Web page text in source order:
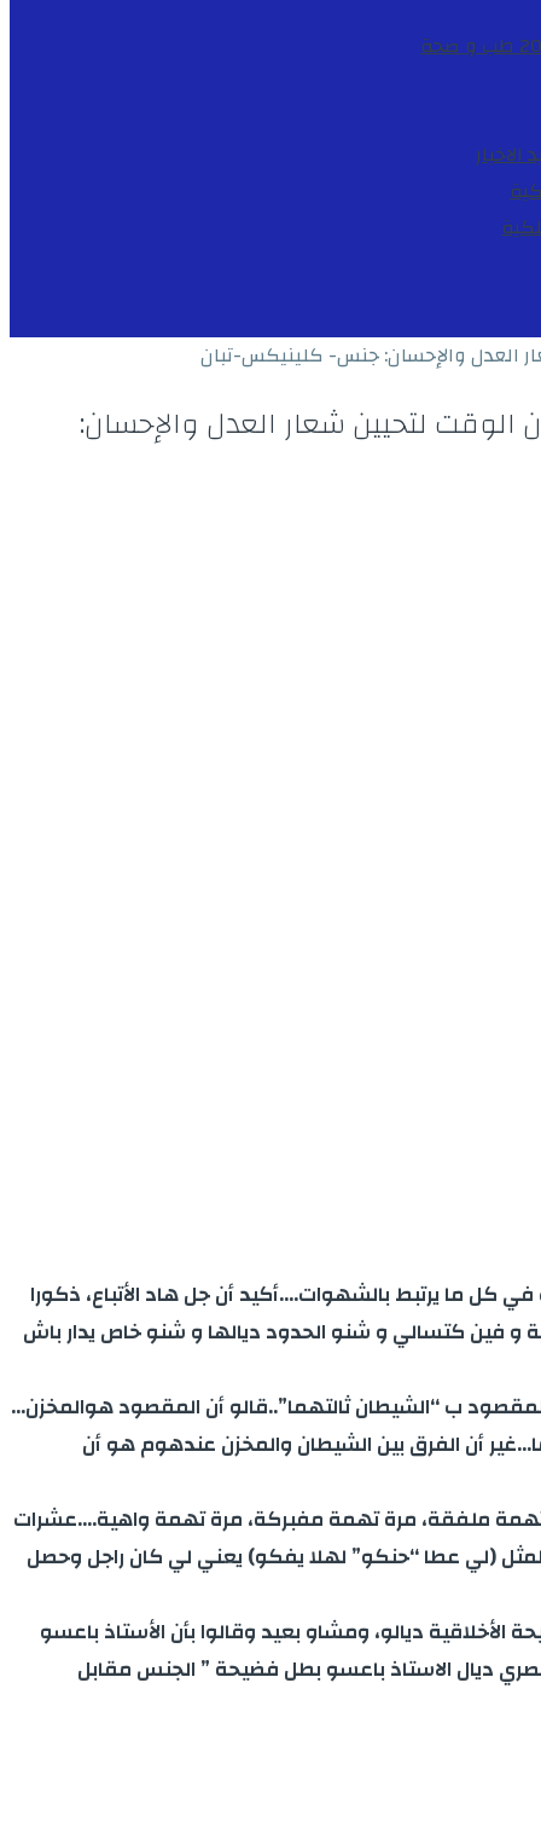
طب و صحة
الاخبار
العدل والإحسان: جنس- كلينيكس-تبان
لتحيين شعار العدل والإحسان:
كل ما يرتبط بالشهوات….أكيد أن جل هاد الأتباع، ذكورا
و فين كتسالي و شنو الحدود ديالها و شنو خاص يدار باش
ب “الشيطان ثالتهما”..قالو أن المقصود هوالمخزن…
أن الفرق بين الشيطان والمخزن عندهوم هو أن
تهمة ملفقة، مرة تهمة مفبركة، مرة تهمة واهية….عشرات
(لي عطا “حنكو” لهلا يفكو) يعني لي كان راجل وحصل
ديالو، ومشاو بعيد وقالوا بأن الأستاذ باعسو
ديال الاستاذ باعسو بطل فضيحة ” الجنس مقابل